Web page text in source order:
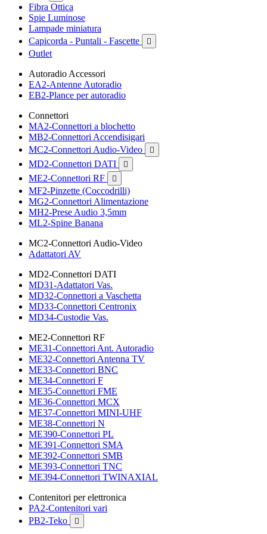
Fibra Ottica
Spie Luminose
Lampade miniatura
Capicorda - Puntali - Fascette

Outlet
Autoradio Accessori
EA2-Antenne Autoradio
EB2-Plance per autoradio
Connettori
MA2-Connettori a blochetto
MB2-Connettori Accendisigari
MC2-Connettori Audio-Video

MD2-Connettori DATI 
ME2-Connettori RF 
MF2-Pinzette (Coccodrilli)
MG2-Connettori Alimentazione
MH2-Prese Audio 3,5mm
ML2-Spine Banana
MC2-Connettori Audio-Video
Adattatori AV
MD2-Connettori DATI
MD31-Adattatori Vas.
MD32-Connettori a Vaschetta
MD33-Connettori Centronix
MD34-Custodie Vas.
ME2-Connettori RF
ME31-Connettori Ant. Autoradio
ME32-Connettori Antenna TV
ME33-Connettori BNC
ME34-Connettori F
ME35-Connettori FME
ME36-Connettori MCX
ME37-Connettori MINI-UHF
ME38-Connettori N
ME390-Connettori PL
ME391-Connettori SMA
ME392-Connettori SMB
ME393-Connettori TNC
ME394-Connettori TWINAXIAL
Contenitori per elettronica
PA2-Contenitori vari
PB2-Teko
